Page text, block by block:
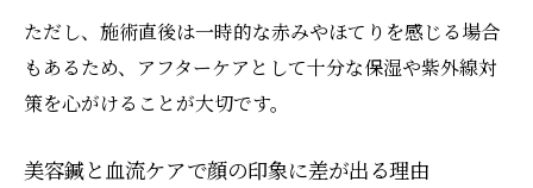
ただし、施術直後は一時的な赤みやほてりを感じる場合
もあるため、アフターケアとして十分な保湿や紫外線対
策を心がけることが大切です。
美容鍼と血流ケアで顔の印象に差が出る理由